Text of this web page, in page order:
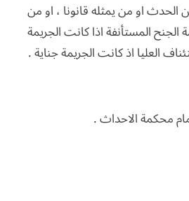
او من يمثله قانونا ، او من
الجنح المستأنفة اذا كانت الجريمة
العليا اذ كانت الجريمة جناية .
محكمة الاحداث .